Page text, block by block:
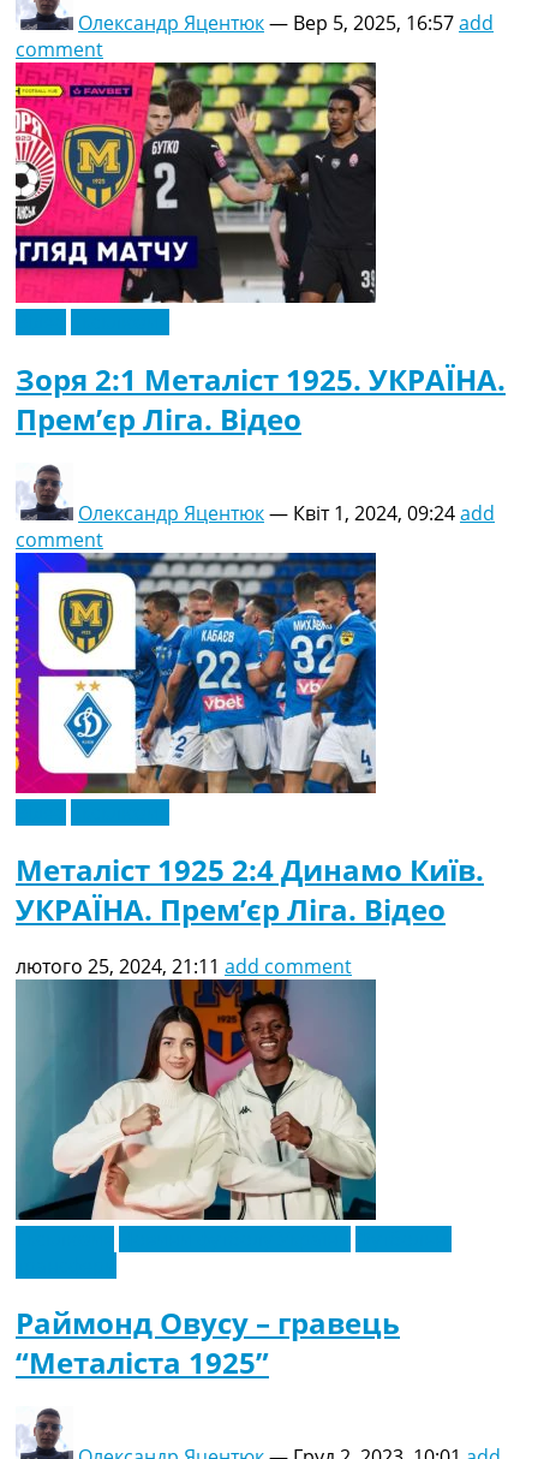
Олександр Яцентюк— Вер 5, 2025, 16:57add
comment
Зоря 2:1 Металіст 1925. УКРАЇНА.
Прем’єр Ліга. Відео
Олександр Яцентюк— Квіт 1, 2024, 09:24add
comment
Металіст 1925 2:4 Динамо Київ.
УКРАЇНА. Прем’єр Ліга. Відео
лютого 25, 2024, 21:11 add comment
Раймонд Овусу – гравець
“Металіста 1925”